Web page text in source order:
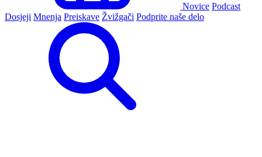
Novice Podcast
Dosjeji Mnenja Preiskave Žvižgači Podprite naše delo